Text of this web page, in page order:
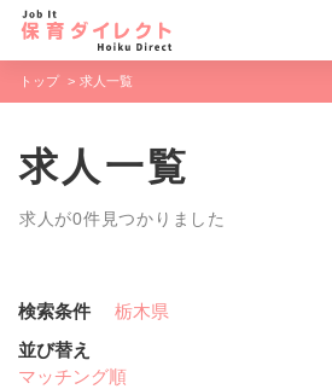
トップ 求人一覧
求人一覧
求人が0件見つかりました
検索条件
栃木県
並び替え
マッチング順